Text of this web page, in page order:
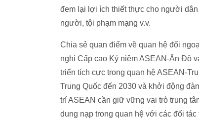
đem lại lợi ích thiết thực cho người
người, tội phạm mạng v.v.
Chia sẻ quan điểm về quan hệ đối
nghị Cấp cao Kỷ niệm ASEAN-Ấn Độ
triển tích cực trong quan hệ ASEAN-
Trung Quốc đến 2030 và khởi động
trí ASEAN cần giữ vững vai trò trung
dung nạp trong quan hệ với các đối